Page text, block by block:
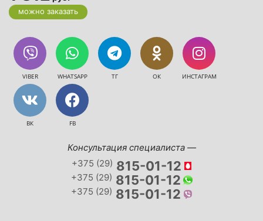
можно заказать
VIBER WHATSAPP ТГ ОК ИНСТАГРАМ
ВК FB
Консультация специалиста —
+375 (29) 815-01-12
+375 (29) 815-01-12
+375 (29) 815-01-12